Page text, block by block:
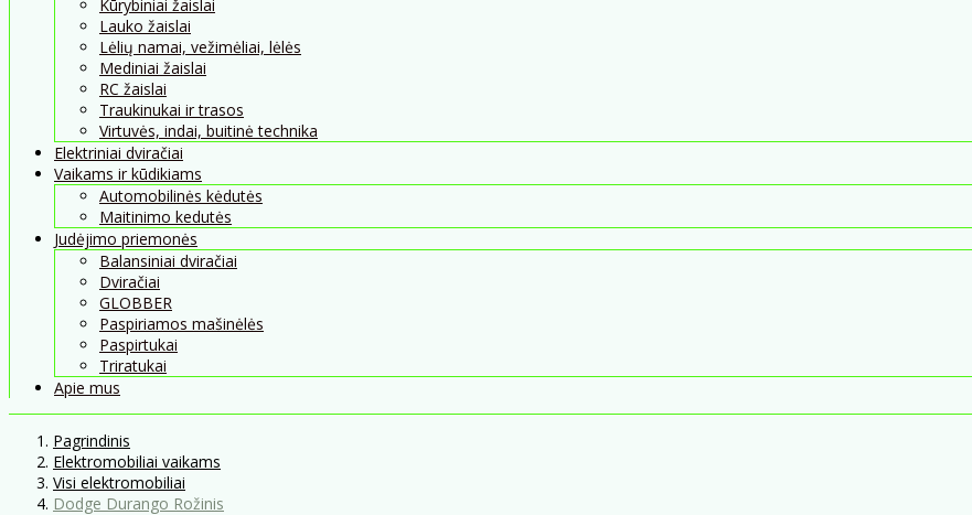
Kūrybiniai žaislai
Lauko žaislai
Lėlių namai, vežimėliai, lėlės
Mediniai žaislai
RC žaislai
Traukinukai ir trasos
Virtuvės, indai, buitinė technika
Elektriniai dviračiai
Vaikams ir kūdikiams
Automobilinės kėdutės
Maitinimo kedutės
Judėjimo priemonės
Balansiniai dviračiai
Dviračiai
GLOBBER
Paspiriamos mašinėlės
Paspirtukai
Triratukai
Apie mus
Pagrindinis
Elektromobiliai vaikams
Visi elektromobiliai
Dodge Durango Rožinis